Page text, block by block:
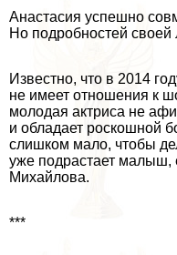
Анастасия успешно
Но подробностей своей
Известно, что в 2014
не имеет отношения к
молодая актриса не
и обладает роскошной
слишком мало, чтобы
уже подрастает малыш,
Михайлова.
***